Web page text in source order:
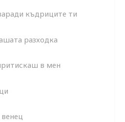
къдриците ти
разходка
в мен